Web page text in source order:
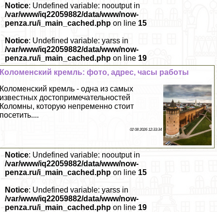
Notice: Undefined variable: nooutput in
/var/www/iq22059882/data/www/now-
penza.ru/i_main_cached.php on line 15
Notice: Undefined variable: yarss in
/var/www/iq22059882/data/www/now-
penza.ru/i_main_cached.php on line 19
Коломенский кремль: фото, адрес, часы работы
Коломенский кремль - одна из самых
известных достопримечательностей
Коломны, которую непременно стоит
посетить....
02 08 2026 12:33:34
Notice: Undefined variable: nooutput in
/var/www/iq22059882/data/www/now-
penza.ru/i_main_cached.php on line 15
Notice: Undefined variable: yarss in
/var/www/iq22059882/data/www/now-
penza.ru/i_main_cached.php on line 19